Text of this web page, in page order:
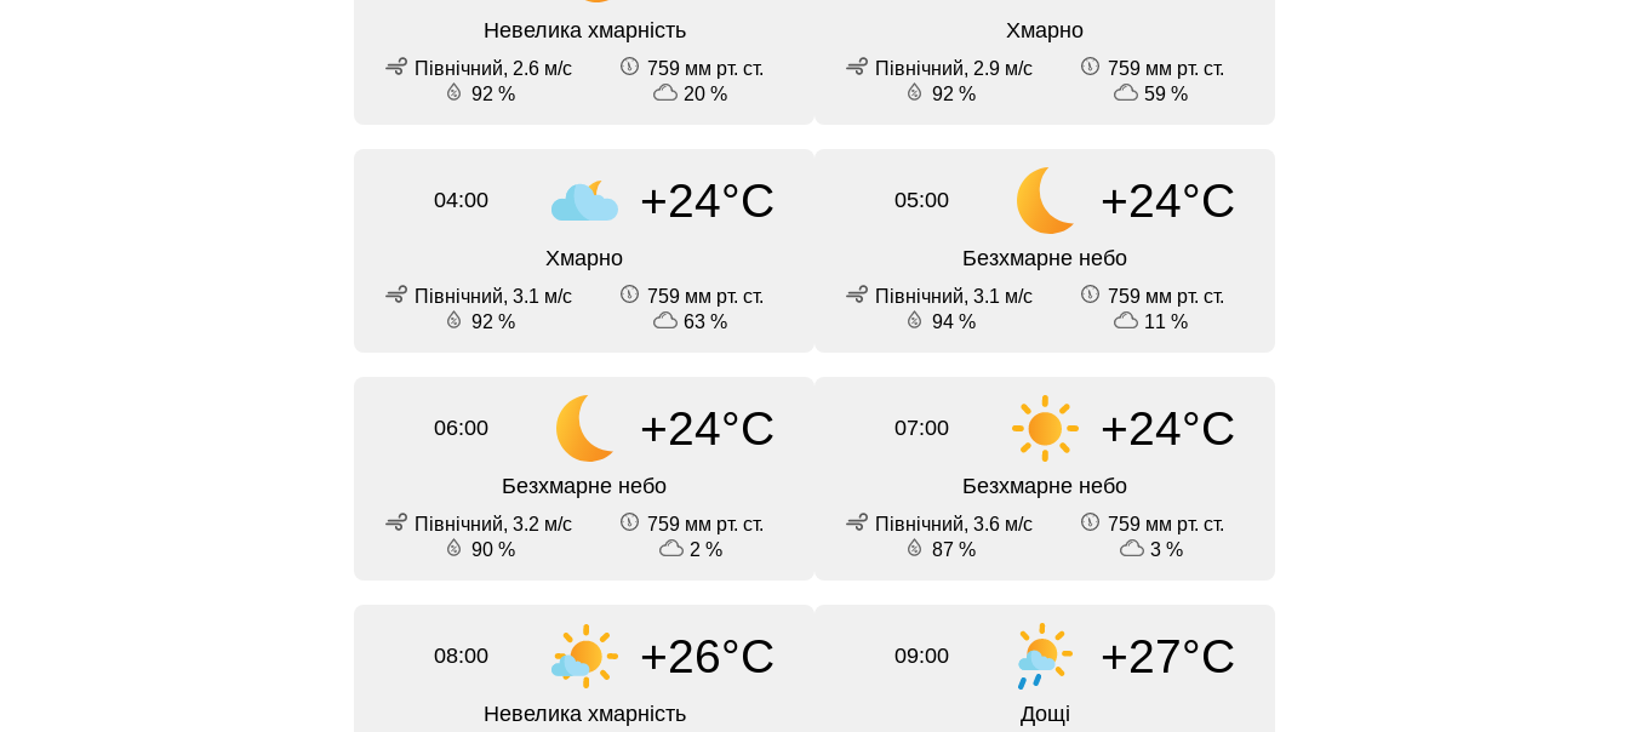
Невелика хмарність
Північний, 2.6 м/с
759 мм рт. ст.
92 %
20 %
Хмарно
Північний, 2.9 м/с
759 мм рт. ст.
92 %
59 %
04:00 +24°C
Хмарно
Північний, 3.1 м/с
759 мм рт. ст.
92 %
63 %
05:00 +24°C
Безхмарне небо
Північний, 3.1 м/с
759 мм рт. ст.
94 %
11 %
06:00 +24°C
Безхмарне небо
Північний, 3.2 м/с
759 мм рт. ст.
90 %
2 %
07:00 +24°C
Безхмарне небо
Північний, 3.6 м/с
759 мм рт. ст.
87 %
3 %
08:00 +26°C
Невелика хмарність
09:00 +27°C
Дощі